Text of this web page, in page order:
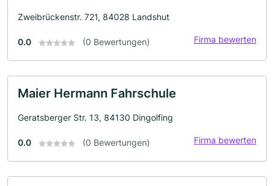
Zweibrückenstr. 721, 84028 Landshut
0.0 (0 Bewertungen) Firma bewerten
Maier Hermann Fahrschule
Geratsberger Str. 13, 84130 Dingolfing
0.0 (0 Bewertungen) Firma bewerten